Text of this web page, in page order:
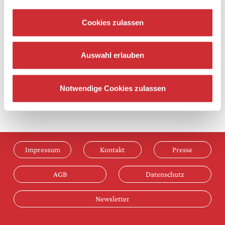
Cookies zulassen
Auswahl erlauben
Notwendige Cookies zulassen
Rund um Ihren Besuch
Impressum Kontakt Presse
AGB Datenschutz
Newsletter